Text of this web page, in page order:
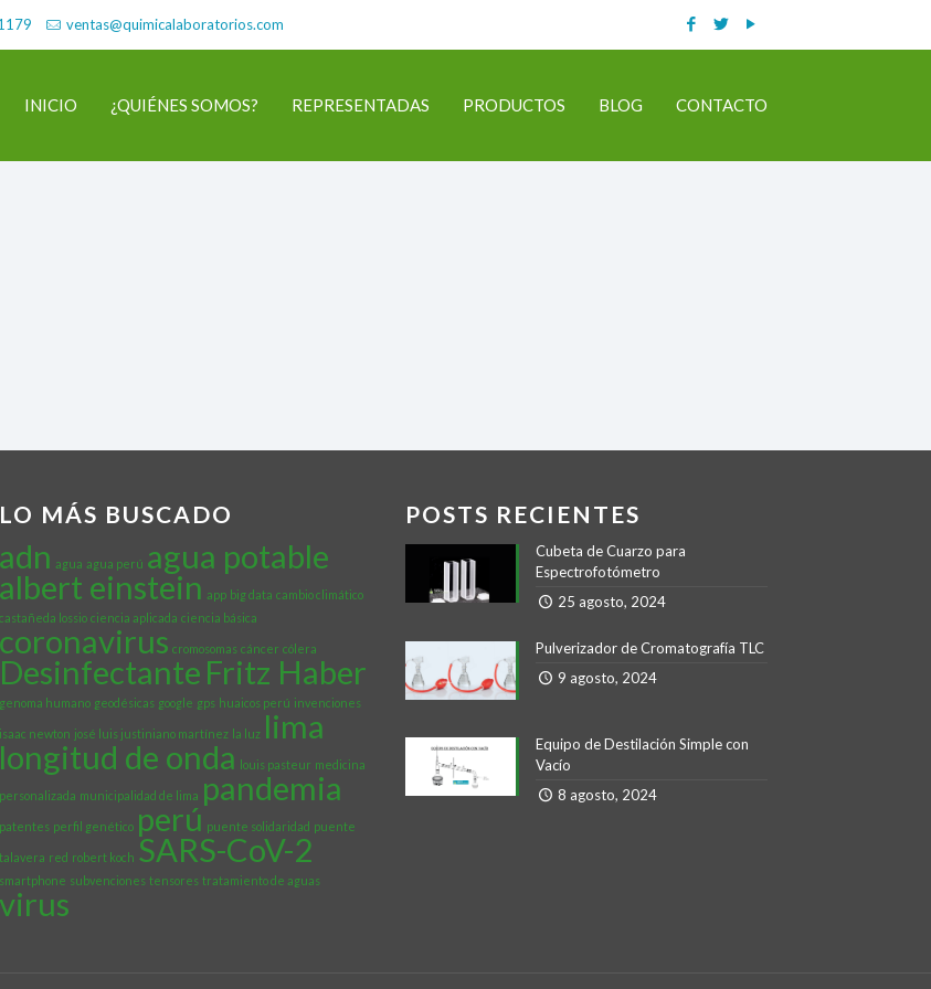
ventas@quimicalaboratorios.com
INICIO ¿QUIÉNES SOMOS? REPRESENTADAS PRODUCTOS BLOG CONTACTO
LO MÁS BUSCADO
adn agua agua perú agua potable
albert einstein app big data cambio climático
castañeda lossio ciencia aplicada ciencia básica
coronavirus cromosomas cáncer cólera
Desinfectante Fritz Haber
genoma humano geodésicas google gps huaicos perú invenciones
isaac newton josé luis justiniano martínez la luz lima
longitud de onda louis pasteur medicina
personalizada municipalidad de lima pandemia
patentes perfil genético perú puente solidaridad puente
talavera red robert koch SARS-CoV-2
smartphone subvenciones tensores tratamiento de aguas
virus
POSTS RECIENTES
Cubeta de Cuarzo para
Espectrofotómetro
25 agosto, 2024
Pulverizador de Cromatografía TLC
9 agosto, 2024
Equipo de Destilación Simple con
Vacío
8 agosto, 2024